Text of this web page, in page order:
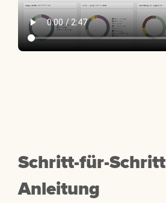
Schritt-für-Schritt
Anleitung